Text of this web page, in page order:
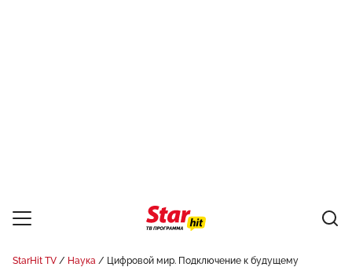
StarHit TV Наука Цифровой мир. Подключение к будущему